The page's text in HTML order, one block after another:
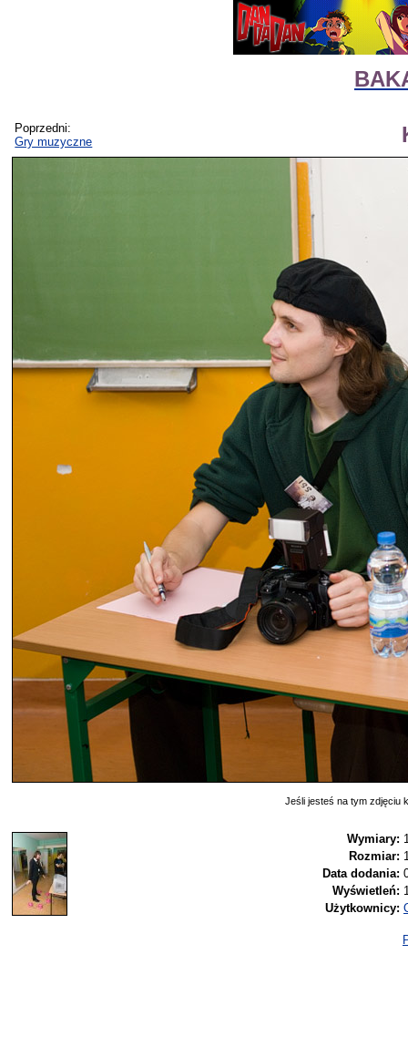
Poprzedni:
Gry muzyczne
Jeśli jesteś na tym zdjęciu
Wymiary:
Rozmiar:
Data dodania:
Wyświetleń:
Użytkownicy: